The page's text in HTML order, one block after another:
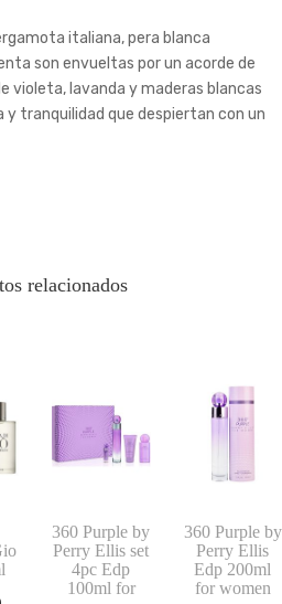
italiana, pera blanca
son envueltas por un acorde de
violeta, lavanda y maderas blancas
y tranquilidad que despiertan con un
relacionados
360 Purple by
Perry Ellis set
4pc Edp
100ml for
360 Purple by
Perry Ellis
Edp 200ml
for women